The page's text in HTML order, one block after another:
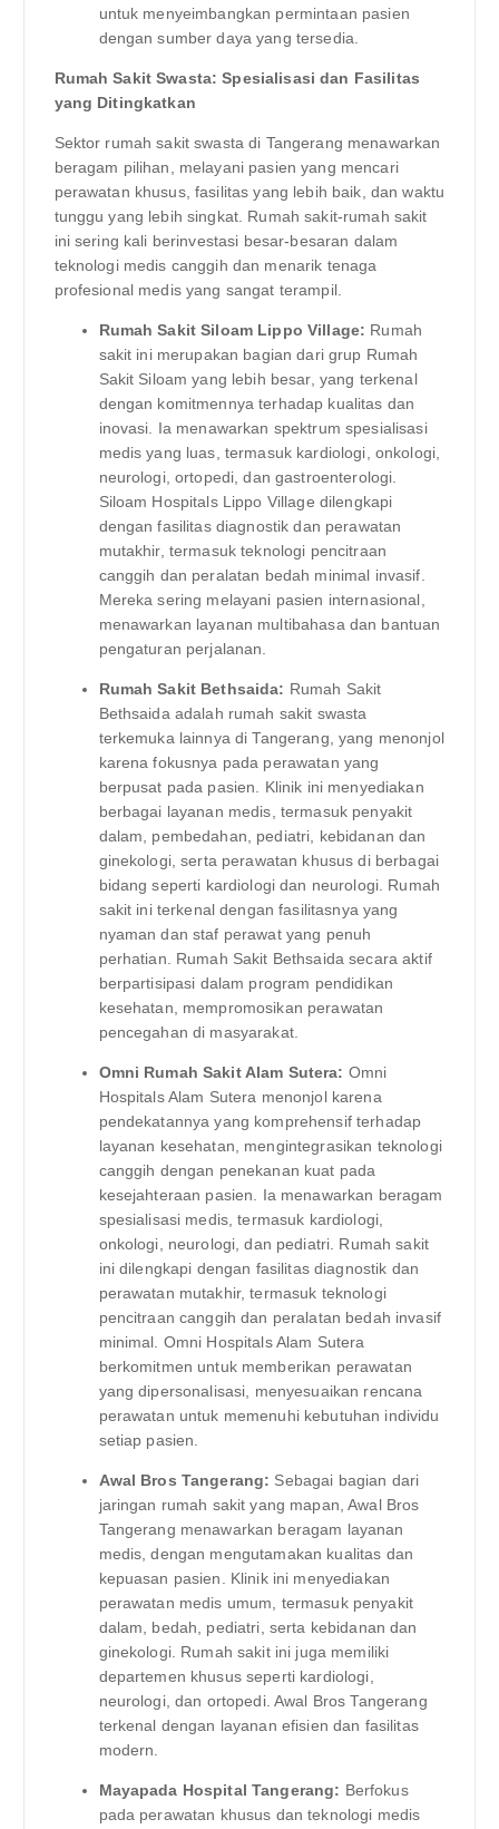
untuk menyeimbangkan permintaan pasien
dengan sumber daya yang tersedia.
Rumah Sakit Swasta: Spesialisasi dan Fasilitas
yang Ditingkatkan
Sektor rumah sakit swasta di Tangerang menawarkan
beragam pilihan, melayani pasien yang mencari
perawatan khusus, fasilitas yang lebih baik, dan waktu
tunggu yang lebih singkat. Rumah sakit-rumah sakit
ini sering kali berinvestasi besar-besaran dalam
teknologi medis canggih dan menarik tenaga
profesional medis yang sangat terampil.
Rumah Sakit Siloam Lippo Village: Rumah
sakit ini merupakan bagian dari grup Rumah
Sakit Siloam yang lebih besar, yang terkenal
dengan komitmennya terhadap kualitas dan
inovasi. Ia menawarkan spektrum spesialisasi
medis yang luas, termasuk kardiologi, onkologi,
neurologi, ortopedi, dan gastroenterologi.
Siloam Hospitals Lippo Village dilengkapi
dengan fasilitas diagnostik dan perawatan
mutakhir, termasuk teknologi pencitraan
canggih dan peralatan bedah minimal invasif.
Mereka sering melayani pasien internasional,
menawarkan layanan multibahasa dan bantuan
pengaturan perjalanan.
Rumah Sakit Bethsaida: Rumah Sakit
Bethsaida adalah rumah sakit swasta
terkemuka lainnya di Tangerang, yang menonjol
karena fokusnya pada perawatan yang
berpusat pada pasien. Klinik ini menyediakan
berbagai layanan medis, termasuk penyakit
dalam, pembedahan, pediatri, kebidanan dan
ginekologi, serta perawatan khusus di berbagai
bidang seperti kardiologi dan neurologi. Rumah
sakit ini terkenal dengan fasilitasnya yang
nyaman dan staf perawat yang penuh
perhatian. Rumah Sakit Bethsaida secara aktif
berpartisipasi dalam program pendidikan
kesehatan, mempromosikan perawatan
pencegahan di masyarakat.
Omni Rumah Sakit Alam Sutera: Omni
Hospitals Alam Sutera menonjol karena
pendekatannya yang komprehensif terhadap
layanan kesehatan, mengintegrasikan teknologi
canggih dengan penekanan kuat pada
kesejahteraan pasien. Ia menawarkan beragam
spesialisasi medis, termasuk kardiologi,
onkologi, neurologi, dan pediatri. Rumah sakit
ini dilengkapi dengan fasilitas diagnostik dan
perawatan mutakhir, termasuk teknologi
pencitraan canggih dan peralatan bedah invasif
minimal. Omni Hospitals Alam Sutera
berkomitmen untuk memberikan perawatan
yang dipersonalisasi, menyesuaikan rencana
perawatan untuk memenuhi kebutuhan individu
setiap pasien.
Awal Bros Tangerang: Sebagai bagian dari
jaringan rumah sakit yang mapan, Awal Bros
Tangerang menawarkan beragam layanan
medis, dengan mengutamakan kualitas dan
kepuasan pasien. Klinik ini menyediakan
perawatan medis umum, termasuk penyakit
dalam, bedah, pediatri, serta kebidanan dan
ginekologi. Rumah sakit ini juga memiliki
departemen khusus seperti kardiologi,
neurologi, dan ortopedi. Awal Bros Tangerang
terkenal dengan layanan efisien dan fasilitas
modern.
Mayapada Hospital Tangerang: Berfokus
pada perawatan khusus dan teknologi medis